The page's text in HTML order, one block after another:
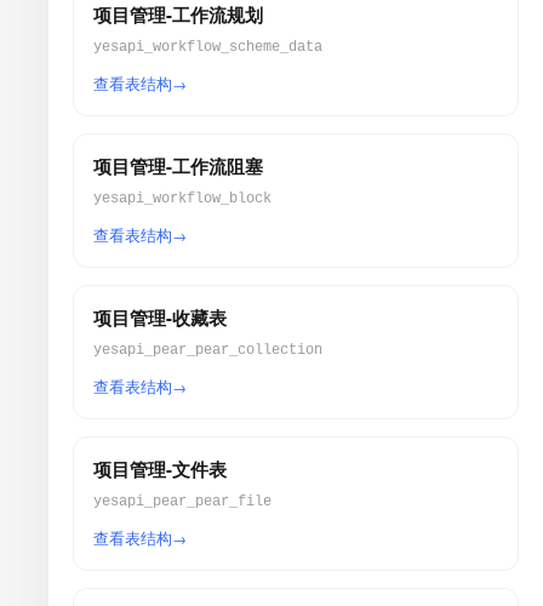
项目管理-工作流规划
yesapi_workflow_scheme_data
查看表结构
项目管理-工作流阻塞
yesapi_workflow_block
查看表结构
项目管理-收藏表
yesapi_pear_pear_collection
查看表结构
项目管理-文件表
yesapi_pear_pear_file
查看表结构